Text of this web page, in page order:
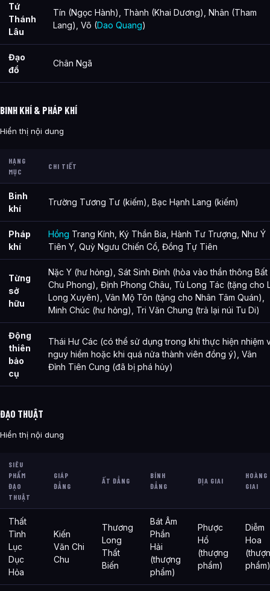
Tứ
Thánh
Lâu
Tín (Ngọc Hành), Thành (Khai Dương), Nhân (Tham
Lang), Võ (Dao Quang)
Đạo
đồ
Chân Ngã
BINH KHÍ & PHÁP KHÍ
Hiển thị nội dung
HẠNG
MỤC
CHI TIẾT
Binh
khí
Trường Tương Tư (kiếm), Bạc Hạnh Lang (kiếm)
Pháp
khí
Hồng Trang Kính, Ký Thần Bia, Hành Tư Trượng, Như Ý
Tiên Y, Quỳ Ngưu Chiến Cổ, Đồng Tự Tiên
Từng
sở
hữu
Nặc Y (hư hỏng), Sát Sinh Đinh (hòa vào thần thông Bất
Chu Phong), Định Phong Châu, Tù Long Tác (tặng cho
Long Xuyên), Vân Mộ Tôn (tặng cho Nhân Tâm Quán),
Minh Chúc (hư hỏng), Tri Văn Chung (trả lại núi Tu Di)
Động
thiên
bảo
cụ
Thái Hư Các (có thể sử dụng trong khi thực hiện nhiệm
nguy hiểm hoặc khi quá nửa thành viên đồng ý), Vân
Đỉnh Tiên Cung (đã bị phá hủy)
ĐẠO THUẬT
Hiển thị nội dung
SIÊU
PHẨM
ĐẠO
THUẬT
GIÁP
ĐẲNG
ẤT ĐẲNG
BÍNH
ĐẲNG
ĐỊA GIAI
HOÀNG
GIAI
Thất
Tình
Lục
Dục
Hỏa
Kiến
Văn Chi
Chu
Thương
Long
Thất
Biến
Bát Âm
Phần
Hải
(thượng
phẩm)
Phược
Hổ
(thượng
phẩm)
Diễm
Hoa
phẩm)